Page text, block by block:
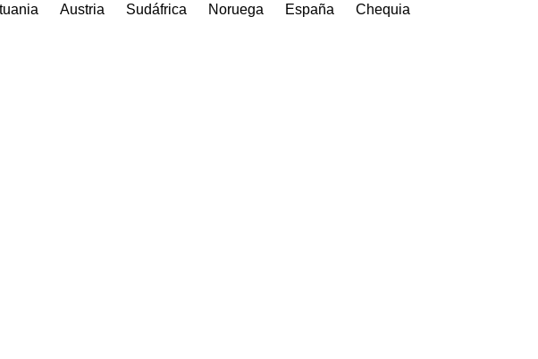
Austria Sudáfrica Noruega España
Chequia